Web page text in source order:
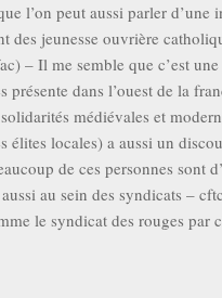
l’on peut aussi parler d’une
des jeunesse ouvrière
– Il me semble que c’est
présente dans l’ouest de la
médiévales et
élites locales) a aussi un
de ces personnes sont
au sein des syndicats –
le syndicat des rouges par